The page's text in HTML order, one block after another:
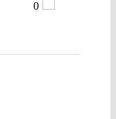
0